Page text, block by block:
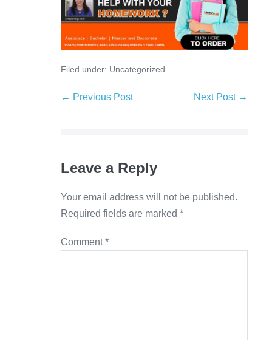
Filed under: Uncategorized
← Previous Post Next Post →
Leave a Reply
Your email address will not be published.
Required fields are marked *
Comment*